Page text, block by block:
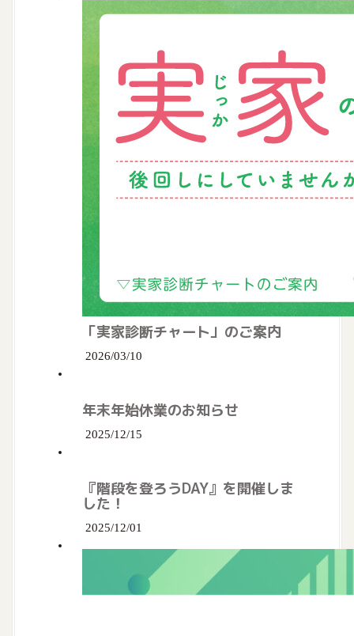
「実家診断チャート」のご案内
2026/03/10
年末年始休業のお知らせ
2025/12/15
『階段を登ろうDAY』を開催しま
した！
2025/12/01